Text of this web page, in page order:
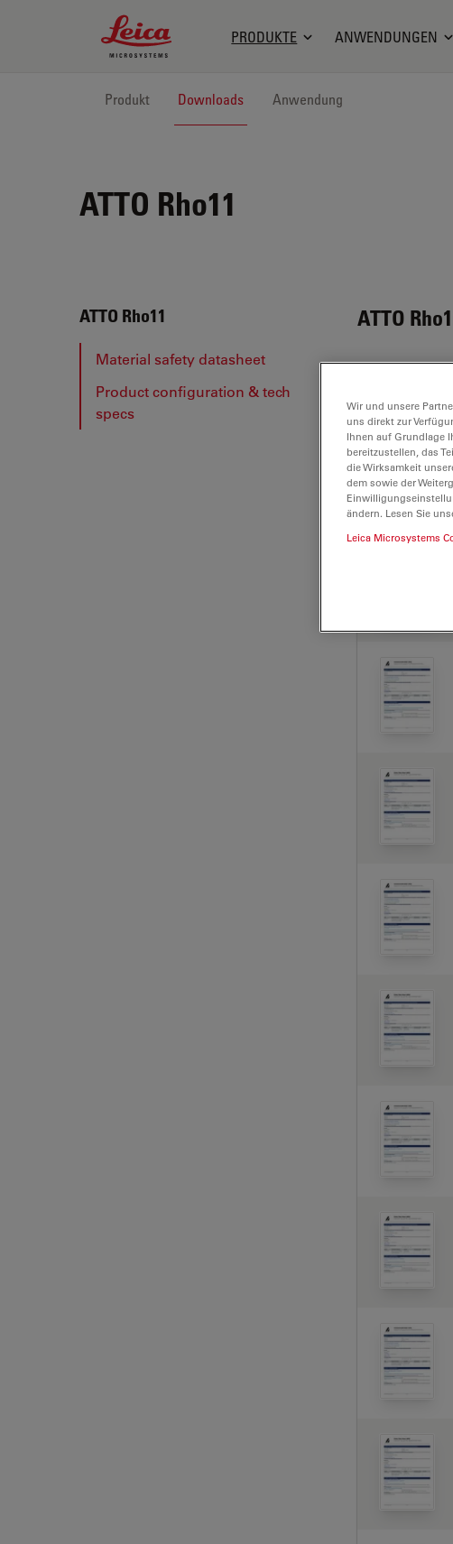
Leica Microsystems Logo
PRODUKTE ANWENDUNGEN
Produkt Downloads Anwendung
ATTO Rho11
ATTO Rho11
Material safety datasheet
Product configuration & tech
specs
ATTO
Wir und unsere
uns direkt zur
Ihnen auf Grundlage
bereitzustellen, das
die Wirksamkeit
dem sowie der
ändern. Lesen Sie
Leica Microsystems